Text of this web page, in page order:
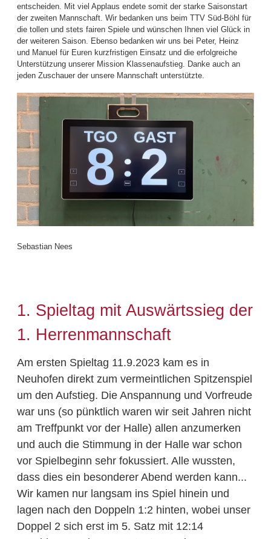
entscheiden. Mit viel Applaus endete somit der starke Saisonstart
der zweiten Mannschaft. Wir bedanken uns beim TTV Süd-Böhl für
die tollen und stets fairen Spiele und wünschen Ihnen viel Glück in
der weiteren Saison. Ebenso bedanken wir uns bei Peter, Heinz
und Manuel für Euren kurzfristigen Einsatz und die erfolgreiche
Unterstützung unserer Mission Klassenaufstieg. Danke auch an
jeden Zuschauer der unsere Mannschaft unterstützte.
Sebastian Nees
1. Spieltag mit Auswärtssieg der
1. Herrenmannschaft
Am ersten Spieltag 11.9.2023 kam es in
Neuhofen direkt zum vermeintlichen Spitzenspiel
um den Aufstieg. Die Anspannung und Vorfreude
war uns (so pünktlich waren wir seit Jahren nicht
am Treffpunkt vor der Halle) allen anzumerken
und auch die Stimmung in der Halle war schon
vor Spielbeginn sehr fokussiert. Alle wussten,
dass dies ein besonderer Abend werden kann...
Wir kamen nur langsam ins Spiel hinein und
lagen nach den Doppeln 1:2 hinten, wobei unser
Doppel 2 sich erst im 5. Satz mit 12:14